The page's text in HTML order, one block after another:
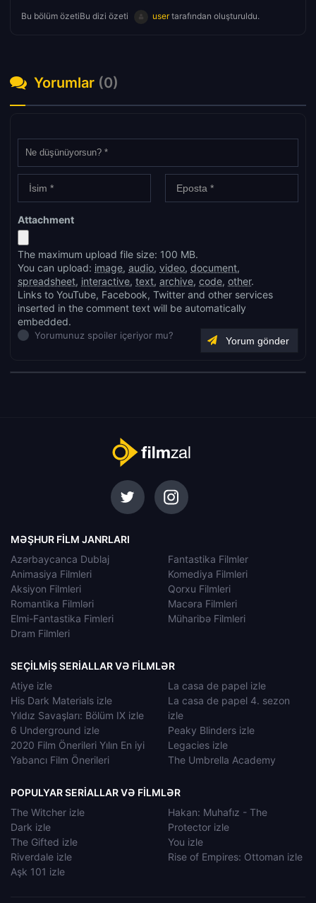
Bu bölüm özetiBu dizi özeti usertarafından oluşturuldu.
Yorumlar (0)
Attachment
The maximum upload file size: 100 MB.
You can upload: image, audio, video, document,
spreadsheet, interactive, text, archive, code, other.
Links to YouTube, Facebook, Twitter and other services
inserted in the comment text will be automatically
embedded.
Yorumunuz spoiler içeriyor mu?
MƏŞHUR FILM JANRLARI
Azərbaycanca Dublaj
Animasiya Filmleri
Aksiyon Filmleri
Romantika Filmləri
Elmi-Fantastika Fimleri
Dram Filmleri
Fantastika Filmler
Komediya Filmleri
Qorxu Filmleri
Macəra Filmleri
Müharibə Filmleri
SEÇILMIŞ SERIALLAR VƏ FILMLƏR
Atiye izle
His Dark Materials izle
Yıldız Savaşları: Bölüm IX izle
6 Underground izle
2020 Film Önerileri Yılın En iyi
Yabancı Film Önerileri
La casa de papel izle
La casa de papel 4. sezon
izle
Peaky Blinders izle
Legacies izle
The Umbrella Academy
POPULYAR SERIALLAR VƏ FILMLƏR
The Witcher izle
Dark izle
The Gifted izle
Riverdale izle
Aşk 101 izle
Hakan: Muhafız - The
Protector izle
You izle
Rise of Empires: Ottoman izle